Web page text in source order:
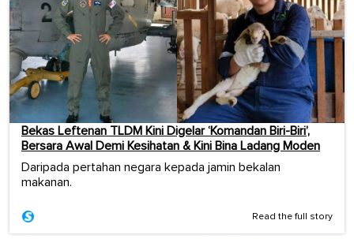
Bekas Leftenan TLDM Kini Digelar ‘Komandan Biri-Biri’,
Bersara Awal Demi Kesihatan & Kini Bina Ladang Moden
Daripada pertahan negara kepada jamin bekalan
makanan.
Read the full story